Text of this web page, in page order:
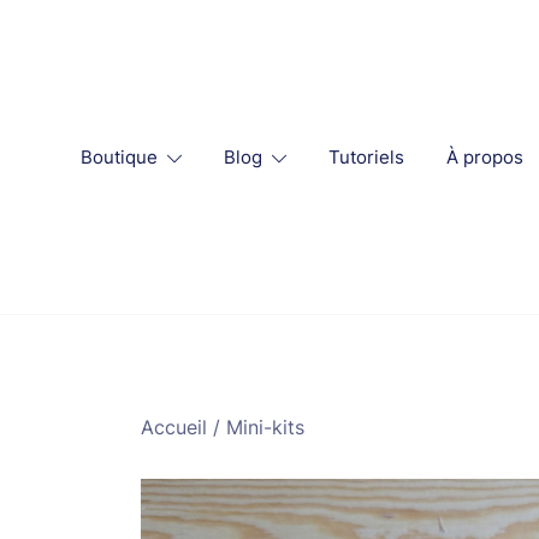
Boutique Blog Tutoriels À propos
Accueil / Mini-kits